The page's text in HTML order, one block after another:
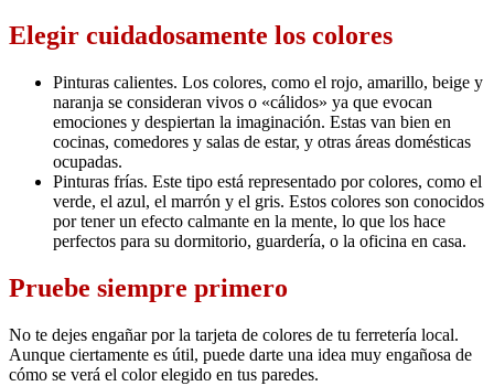
Elegir cuidadosamente los colores
Pinturas calientes. Los colores, como el rojo, amarillo, beige y
naranja se consideran vivos o «cálidos» ya que evocan
emociones y despiertan la imaginación. Estas van bien en
cocinas, comedores y salas de estar, y otras áreas domésticas
ocupadas.
Pinturas frías. Este tipo está representado por colores, como el
verde, el azul, el marrón y el gris. Estos colores son conocidos
por tener un efecto calmante en la mente, lo que los hace
perfectos para su dormitorio, guardería, o la oficina en casa.
Pruebe siempre primero
No te dejes engañar por la tarjeta de colores de tu ferretería local.
Aunque ciertamente es útil, puede darte una idea muy engañosa de
cómo se verá el color elegido en tus paredes.